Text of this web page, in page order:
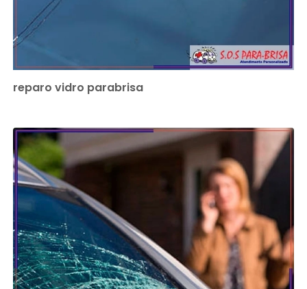
reparo vidro parabrisa